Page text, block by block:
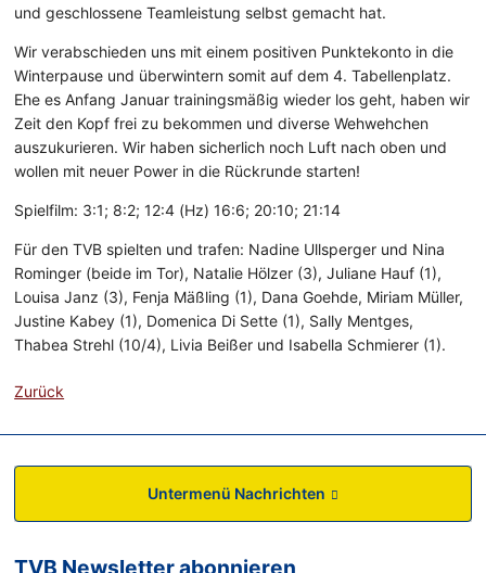
und geschlossene Teamleistung selbst gemacht hat.
Wir verabschieden uns mit einem positiven Punktekonto in die
Winterpause und überwintern somit auf dem 4. Tabellenplatz.
Ehe es Anfang Januar trainingsmäßig wieder los geht, haben wir
Zeit den Kopf frei zu bekommen und diverse Wehwehchen
auszukurieren. Wir haben sicherlich noch Luft nach oben und
wollen mit neuer Power in die Rückrunde starten!
Spielfilm: 3:1; 8:2; 12:4 (Hz) 16:6; 20:10; 21:14
Für den TVB spielten und trafen: Nadine Ullsperger und Nina
Rominger (beide im Tor), Natalie Hölzer (3), Juliane Hauf (1),
Louisa Janz (3), Fenja Mäßling (1), Dana Goehde, Miriam Müller,
Justine Kabey (1), Domenica Di Sette (1), Sally Mentges,
Thabea Strehl (10/4), Livia Beißer und Isabella Schmierer (1).
Zurück
Untermenü Nachrichten